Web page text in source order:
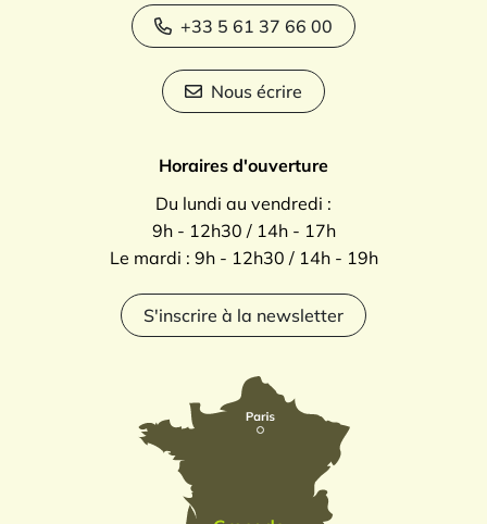
+33 5 61 37 66 00
Nous écrire
Horaires d'ouverture
Du lundi au vendredi :
9h - 12h30 / 14h - 17h
Le mardi : 9h - 12h30 / 14h - 19h
S'inscrire à la newsletter